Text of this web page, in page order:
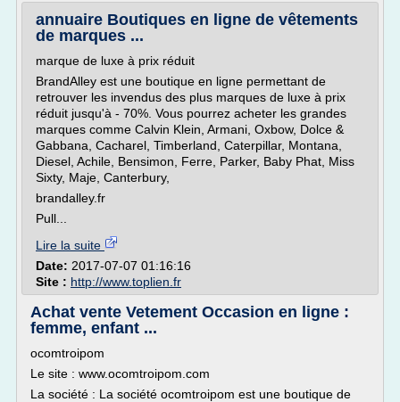
annuaire Boutiques en ligne de vêtements
de marques ...
marque de luxe à prix réduit
BrandAlley est une boutique en ligne permettant de
retrouver les invendus des plus marques de luxe à prix
réduit jusqu'à - 70%. Vous pourrez acheter les grandes
marques comme Calvin Klein, Armani, Oxbow, Dolce &
Gabbana, Cacharel, Timberland, Caterpillar, Montana,
Diesel, Achile, Bensimon, Ferre, Parker, Baby Phat, Miss
Sixty, Maje, Canterbury,
brandalley.fr
Pull...
Lire la suite
Date: 2017-07-07 01:16:16
Site : http://www.toplien.fr
Achat vente Vetement Occasion en ligne :
femme, enfant ...
ocomtroipom
Le site : www.ocomtroipom.com
La société : La société ocomtroipom est une boutique de